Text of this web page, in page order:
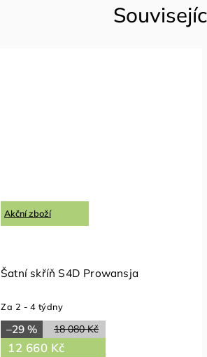
Akční zboží
Šatní skříň S4D Prowansja
Za 2 - 4 týdny
18 080 Kč
–29 %
12 660 Kč